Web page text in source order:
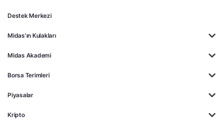
Destek Merkezi
Midas'ın Kulakları
Midas Akademi
Borsa Terimleri
Piyasalar
Kripto